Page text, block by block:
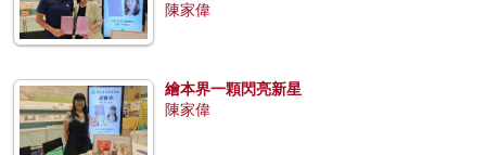
陳家偉
繪本界一顆閃亮新星
陳家偉